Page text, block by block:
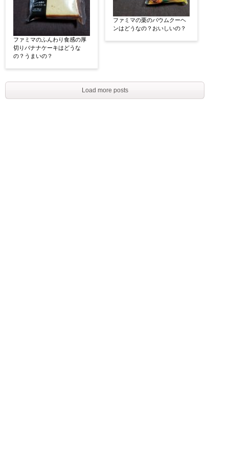
ファミマのふんわり食感の厚
切りバナナケーキはどうな
の？うまいの？
ファミマの栗のバウムクーヘ
ンはどうなの？おいしいの？
Load more posts